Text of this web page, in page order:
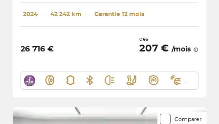
2024 ･ 42 242 km ･ Garantie 12 mois
26 716 €
dès
207 € /mois
Comparer